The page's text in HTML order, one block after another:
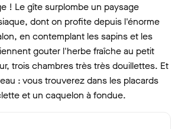
! Le gîte surplombe un paysage
dont on profite depuis l'énorme
en contemplant les sapins et les
gouter l'herbe fraîche au petit
trois chambres très très douillettes. Et
: vous trouverez dans les placards
et un caquelon à fondue.